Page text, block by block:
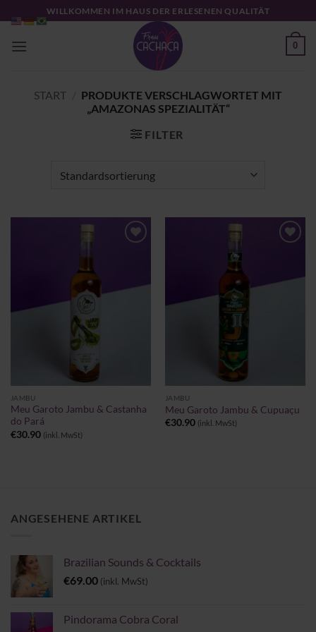
Inhalt
springen
WILLKOMMEN IM HAUS DER ERLESENEN QUALITÄT
0
START
PRODUKTE VERSCHLAGWORTET MIT
„AMAZONAS SPEZIALITÄT“
FILTER
JAMBU
Meu Garoto Jambu & Castanha
do Pará
€30.90 (inkl. MwSt)
JAMBU
Meu Garoto Jambu & Cupuaçu
€30.90 (inkl. MwSt)
ANGESEHENE ARTIKEL
Brazilian Sounds & Cocktails
€69.00 (inkl. MwSt)
Pindorama Cobra Coral